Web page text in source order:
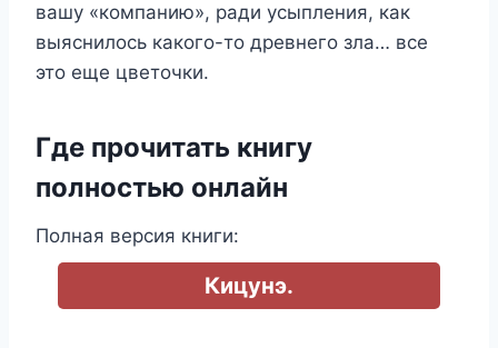
вашу «компанию», ради усыпления, как
выяснилось какого-то древнего зла… все
это еще цветочки.
Где прочитать книгу
полностью онлайн
Полная версия книги:
Кицунэ.